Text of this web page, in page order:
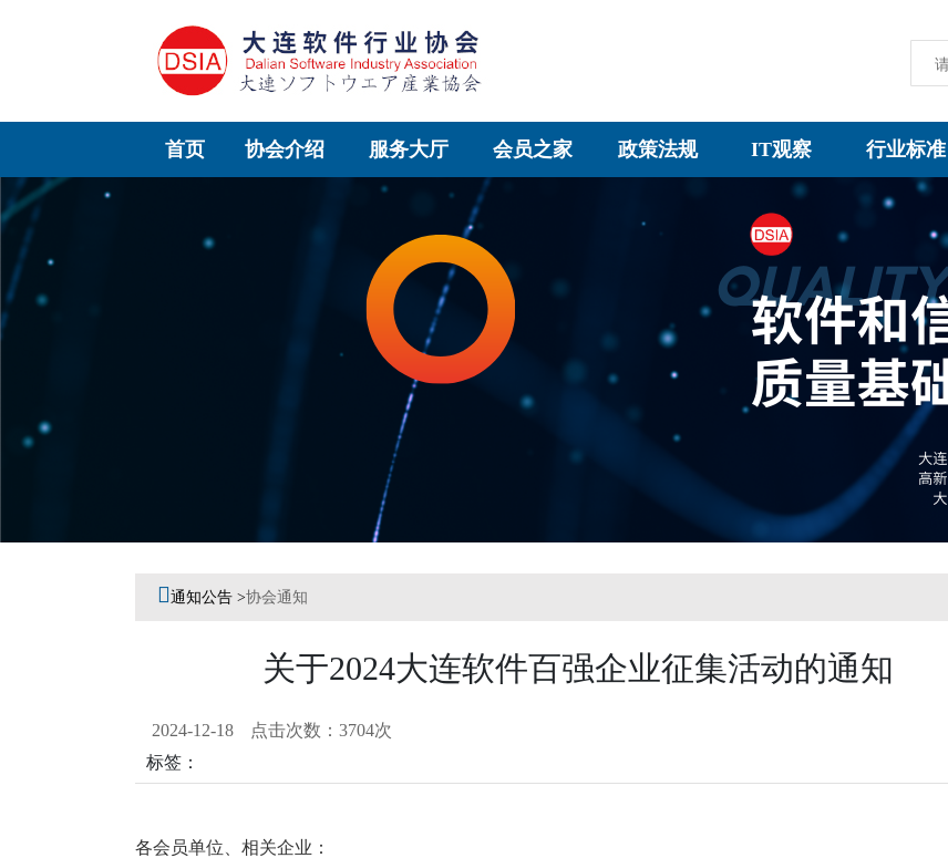
首页 协会介绍 服务大厅 会员之家 政策法规 IT观察 行业标准
通知公告 >协会通知
关于2024大连软件百强企业征集活动的通知
2024-12-18 点击次数：3704次
标签：
各会员单位、相关企业：